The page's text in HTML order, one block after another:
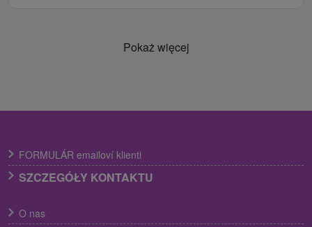
Pokaż więcej
FORMULÁR emailoví klienti
SZCZEGÓŁY KONTAKTU
O nas